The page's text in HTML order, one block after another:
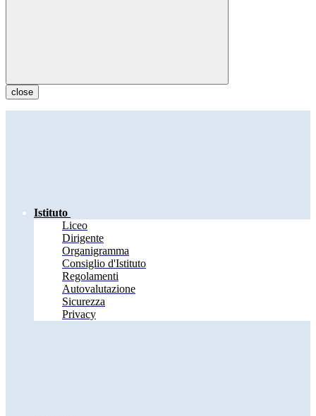
close
Istituto
Liceo
Dirigente
Organigramma
Consiglio d'Istituto
Regolamenti
Autovalutazione
Sicurezza
Privacy